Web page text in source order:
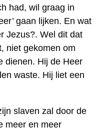
had, wil graag in
gaan lijken. En wat
Jezus?. Wel dit dat
niet gekomen om
dienen. Hij de Heer
waste. Hij liet een
slaven zal door de
meer en meer